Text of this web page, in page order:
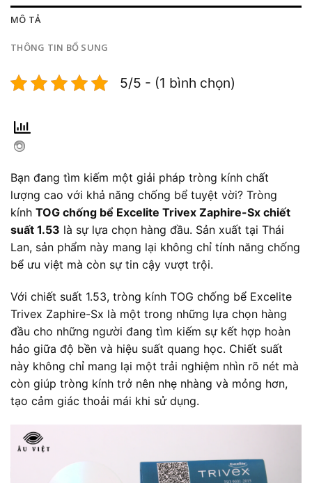
MÔ TẢ
THÔNG TIN BỔ SUNG
5/5 - (1 bình chọn)
Bạn đang tìm kiếm một giải pháp tròng kính chất
lượng cao với khả năng chống bể tuyệt vời? Tròng
kính TOG chống bể Excelite Trivex Zaphire-Sx chiết
suất 1.53 là sự lựa chọn hàng đầu. Sản xuất tại Thái
Lan, sản phẩm này mang lại không chỉ tính năng chống
bể ưu việt mà còn sự tin cậy vượt trội.
Với chiết suất 1.53, tròng kính TOG chống bể Excelite
Trivex Zaphire-Sx là một trong những lựa chọn hàng
đầu cho những người đang tìm kiếm sự kết hợp hoàn
hảo giữa độ bền và hiệu suất quang học. Chiết suất
này không chỉ mang lại một trải nghiệm nhìn rõ nét mà
còn giúp tròng kính trở nên nhẹ nhàng và mỏng hơn,
tạo cảm giác thoải mái khi sử dụng.